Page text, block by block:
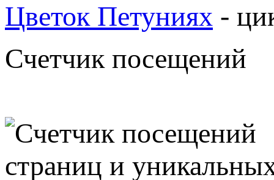
Цветок Петуниях -
Счетчик посещений